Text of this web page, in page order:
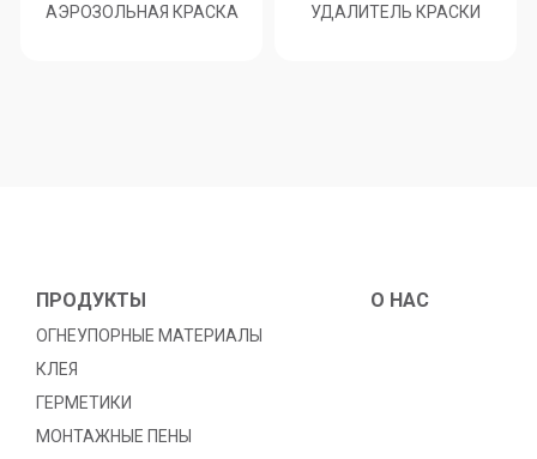
АЭРОЗОЛЬНАЯ КРАСКА
УДАЛИТЕЛЬ КРАСКИ
ПРОДУКТЫ
ОГНЕУПОРНЫЕ МАТЕРИАЛЫ
КЛЕЯ
ГЕРМЕТИКИ
МОНТАЖНЫЕ ПЕНЫ
O HAC